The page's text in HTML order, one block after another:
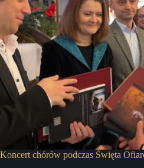
Koncert chórów podczas Święta